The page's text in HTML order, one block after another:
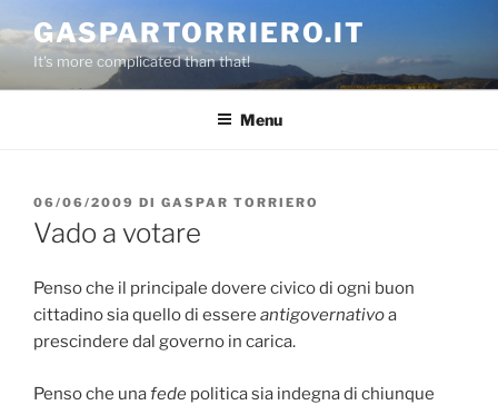
al
contenuto
GASPARTORRIERO.IT
It's more complicated than that!
Menu
PUBBLICATO
IL
06/06/2009 DI GASPAR TORRIERO
Vado a votare
Penso che il principale dovere civico di ogni buon
cittadino sia quello di essere antigovernativoa
prescindere dal governo in carica.
Penso che unafede politica sia indegna di chiunque